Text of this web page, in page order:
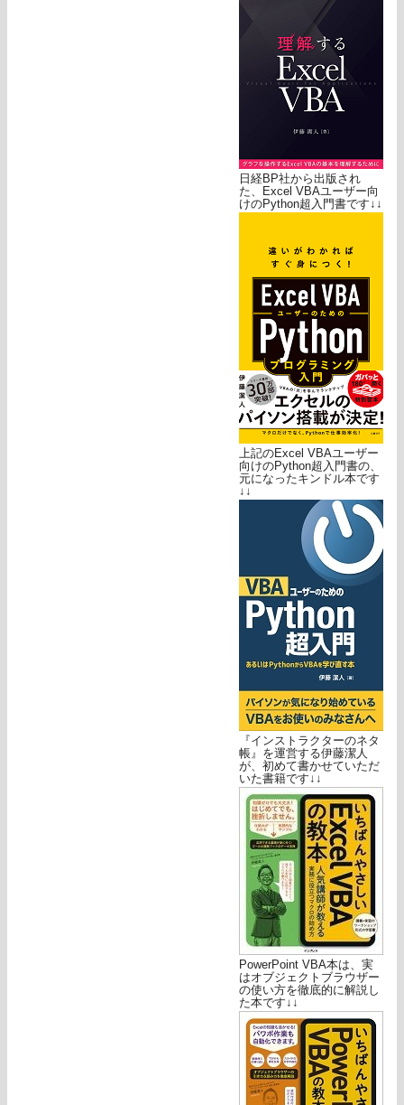
日経BP社から出版され
た、Excel VBAユーザー向
けのPython超入門書です↓↓
上記のExcel VBAユーザー
向けのPython超入門書の、
元になったキンドル本です
↓↓
『インストラクターのネタ
帳』を運営する伊藤潔人
が、初めて書かせていただ
いた書籍です↓↓
PowerPoint VBA本は、実
はオブジェクトブラウザー
の使い方を徹底的に解説し
た本です↓↓